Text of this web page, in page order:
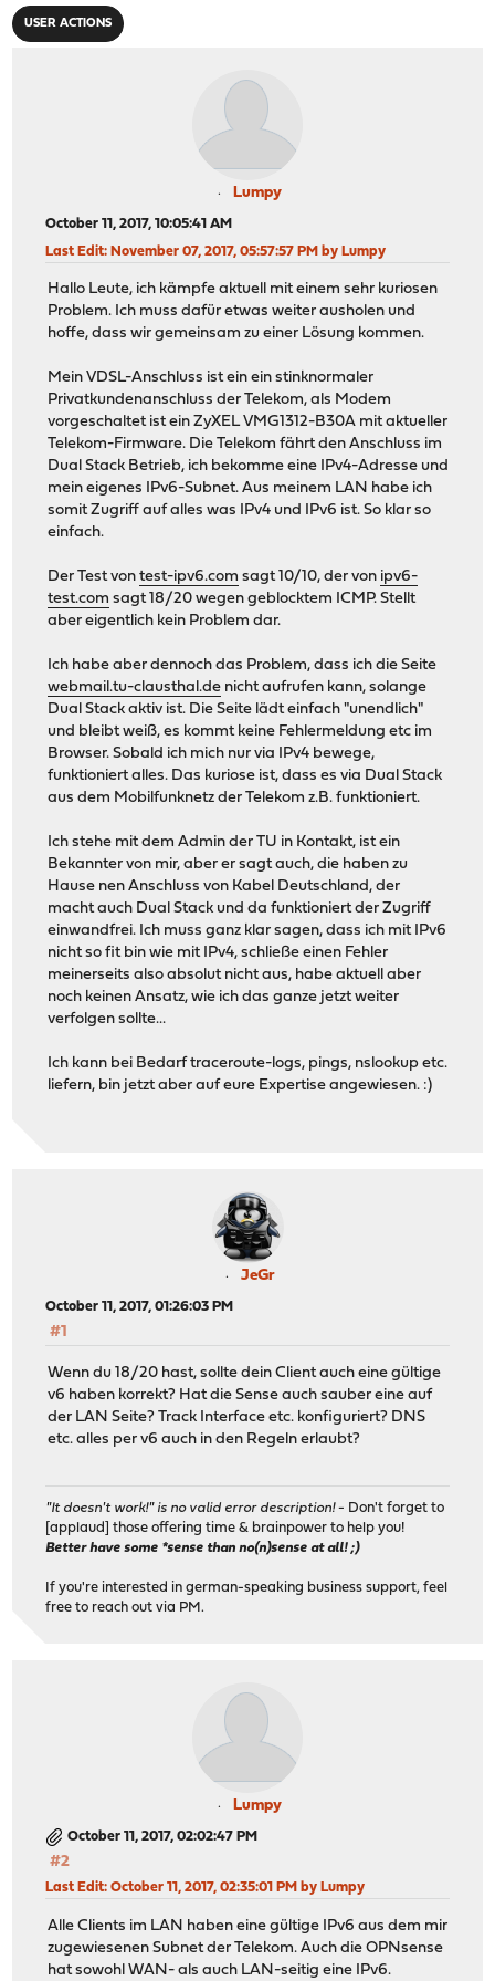
USER ACTIONS
Lumpy
October 11, 2017, 10:05:41 AM
Last Edit: November 07, 2017, 05:57:57 PM by Lumpy
Hallo Leute, ich kämpfe aktuell mit einem sehr kuriosen
Problem. Ich muss dafür etwas weiter ausholen und
hoffe, dass wir gemeinsam zu einer Lösung kommen.
Mein VDSL-Anschluss ist ein ein stinknormaler
Privatkundenanschluss der Telekom, als Modem
vorgeschaltet ist ein ZyXEL VMG1312-B30A mit aktueller
Telekom-Firmware. Die Telekom fährt den Anschluss im
Dual Stack Betrieb, ich bekomme eine IPv4-Adresse und
mein eigenes IPv6-Subnet. Aus meinem LAN habe ich
somit Zugriff auf alles was IPv4 und IPv6 ist. So klar so
einfach.
Der Test vontest-ipv6.com sagt 10/10, der von ipv6-
test.com sagt 18/20 wegen geblocktem ICMP. Stellt
aber eigentlich kein Problem dar.
Ich habe aber dennoch das Problem, dass ich die Seite
webmail.tu-clausthal.de nicht aufrufen kann, solange
Dual Stack aktiv ist. Die Seite lädt einfach "unendlich"
und bleibt weiß, es kommt keine Fehlermeldung etc im
Browser. Sobald ich mich nur via IPv4 bewege,
funktioniert alles. Das kuriose ist, dass es via Dual Stack
aus dem Mobilfunknetz der Telekom z.B. funktioniert.
Ich stehe mit dem Admin der TU in Kontakt, ist ein
Bekannter von mir, aber er sagt auch, die haben zu
Hause nen Anschluss von Kabel Deutschland, der
macht auch Dual Stack und da funktioniert der Zugriff
einwandfrei. Ich muss ganz klar sagen, dass ich mit IPv6
nicht so fit bin wie mit IPv4, schließe einen Fehler
meinerseits also absolut nicht aus, habe aktuell aber
noch keinen Ansatz, wie ich das ganze jetzt weiter
verfolgen sollte...
Ich kann bei Bedarf traceroute-logs, pings, nslookup etc.
liefern, bin jetzt aber auf eure Expertise angewiesen. :)
JeGr
October 11, 2017, 01:26:03 PM
#1
Wenn du 18/20 hast, sollte dein Client auch eine gültige
v6 haben korrekt? Hat die Sense auch sauber eine auf
der LAN Seite? Track Interface etc. konfiguriert? DNS
etc. alles per v6 auch in den Regeln erlaubt?
"It doesn't work!" is no valid error description!- Don't forget to
[applaud] those offering time & brainpower to help you!
Better have some *sense than no(n)sense at all! ;)
If you're interested in german-speaking business support, feel
free to reach out via PM.
Lumpy
October 11, 2017, 02:02:47 PM
#2
Last Edit: October 11, 2017, 02:35:01 PM by Lumpy
Alle Clients im LAN haben eine gültige IPv6 aus dem mir
zugewiesenen Subnet der Telekom. Auch die OPNsense
hat sowohl WAN- als auch LAN-seitig eine IPv6.